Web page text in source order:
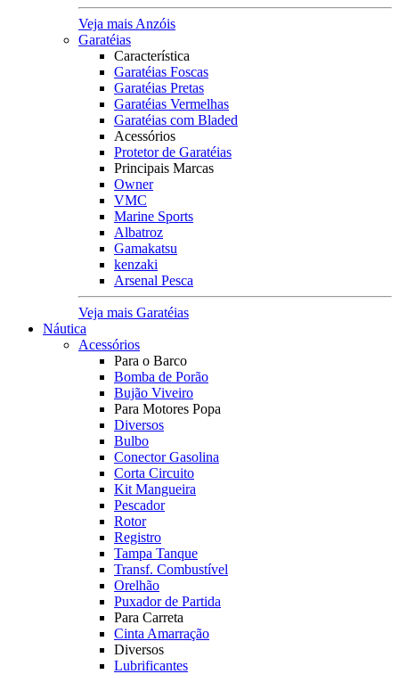
Veja mais Anzóis
Garatéias
Característica
Garatéias Foscas
Garatéias Pretas
Garatéias Vermelhas
Garatéias com Bladed
Acessórios
Protetor de Garatéias
Principais Marcas
Owner
VMC
Marine Sports
Albatroz
Gamakatsu
kenzaki
Arsenal Pesca
Veja mais Garatéias
Náutica
Acessórios
Para o Barco
Bomba de Porão
Bujão Viveiro
Para Motores Popa
Diversos
Bulbo
Conector Gasolina
Corta Circuito
Kit Mangueira
Pescador
Rotor
Registro
Tampa Tanque
Transf. Combustível
Orelhão
Puxador de Partida
Para Carreta
Cinta Amarração
Diversos
Lubrificantes